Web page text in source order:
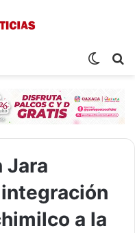
Switch
Jara
a la